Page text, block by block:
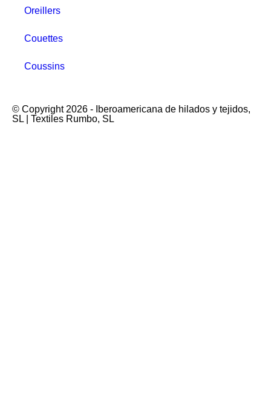
Oreillers
Couettes
Coussins
© Copyright 2026 - Iberoamericana de hilados y tejidos,
SL | Textiles Rumbo, SL